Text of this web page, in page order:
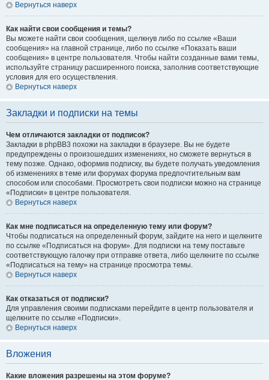
Вернуться наверх
Как найти свои сообщения и темы?
Вы можете найти свои сообщения, щелкнув либо по ссылке «Ваши
сообщения» на главной странице, либо по ссылке «Показать ваши
сообщения» в центре пользователя. Чтобы найти созданные вами темы,
используйте страницу расширенного поиска, заполнив соответствующие
условия для его осуществления.
Вернуться наверх
Закладки и подписки на темы
Чем отличаются закладки от подписок?
Закладки в phpBB3 похожи на закладки в браузере. Вы не будете
предупреждены о произошедших изменениях, но сможете вернуться в
тему позже. Однако, оформив подписку, вы будете получать уведомления
об изменениях в теме или форумах форума предпочтительным вам
способом или способами. Просмотреть свои подписки можно на странице
«Подписки» в центре пользователя.
Вернуться наверх
Как мне подписаться на определенную тему или форум?
Чтобы подписаться на определенный форум, зайдите на него и щелкните
по ссылке «Подписаться на форум». Для подписки на тему поставьте
соответствующую галочку при отправке ответа, либо щелкните по ссылке
«Подписаться на тему» на странице просмотра темы.
Вернуться наверх
Как отказаться от подписки?
Для управления своими подписками перейдите в центр пользователя и
щелкните по ссылке «Подписки».
Вернуться наверх
Вложения
Какие вложения разрешены на этом форуме?